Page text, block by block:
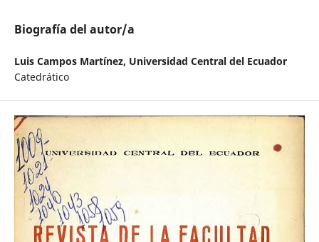
Biografía del autor/a
Luis Campos Martínez, Universidad Central del Ecuador
Catedrático